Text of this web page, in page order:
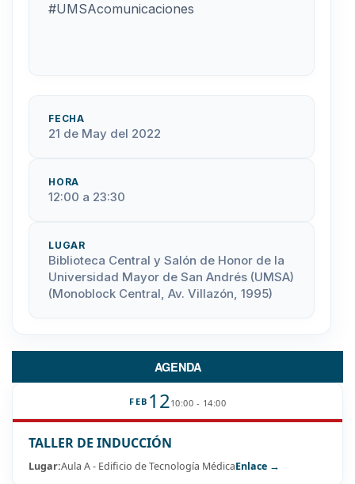
#UMSAcomunicaciones
FECHA
21 de May del 2022
HORA
12:00 a 23:30
LUGAR
Biblioteca Central y Salón de Honor de la
Universidad Mayor de San Andrés (UMSA)
(Monoblock Central, Av. Villazón, 1995)
AGENDA
FEB 1210:00 - 14:00
TALLER DE INDUCCIÓN
Lugar:Aula A - Edificio de Tecnología MédicaEnlace →